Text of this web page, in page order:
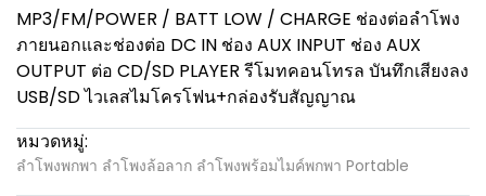
MP3/FM/POWER / BATT LOW / CHARGE ช่องต่อลำโพง
ภายนอกและช่องต่อ DC IN ช่อง AUX INPUT ช่อง AUX
OUTPUT ต่อ CD/SD PLAYER รีโมทคอนโทรล บันทึกเสียงลง
USB/SD ไวเลสไมโครโฟน+กล่องรับสัญญาณ
หมวดหมู่:
ลำโพงพกพา ลำโพงล้อลาก ลำโพงพร้อมไมค์พกพา Portable